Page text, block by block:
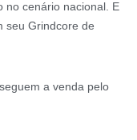
no cenário nacional. E
seu Grindcore de
seguem a venda pelo